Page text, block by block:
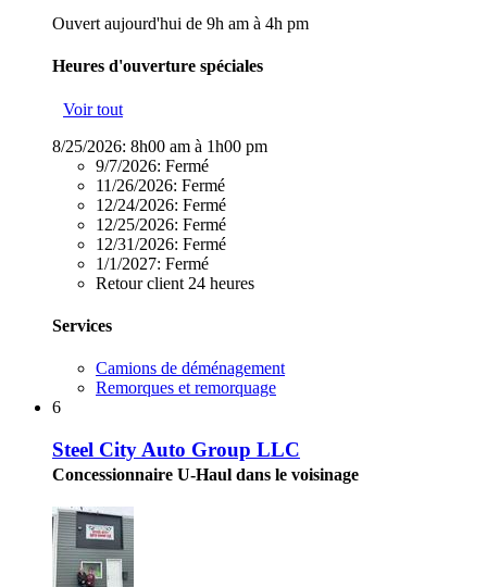
Ouvert aujourd'hui de 9h am à 4h pm
Heures d'ouverture spéciales
Voir tout
8/25/2026: 8h00 am à 1h00 pm
9/7/2026: Fermé
11/26/2026: Fermé
12/24/2026: Fermé
12/25/2026: Fermé
12/31/2026: Fermé
1/1/2027: Fermé
Retour client 24 heures
Services
Camions de déménagement
Remorques et remorquage
6
Steel City Auto Group LLC
Concessionnaire U-Haul dans le voisinage